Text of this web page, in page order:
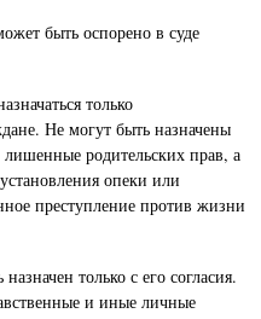
быть оспорено в суде
только
Не могут быть назначены
родительских прав, а
опеки или
преступление против жизни
только с его согласия.
и иные личные